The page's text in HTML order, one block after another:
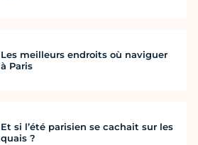
Les meilleurs endroits où naviguer
à Paris
Et si l’été parisien se cachait sur les
quais ?